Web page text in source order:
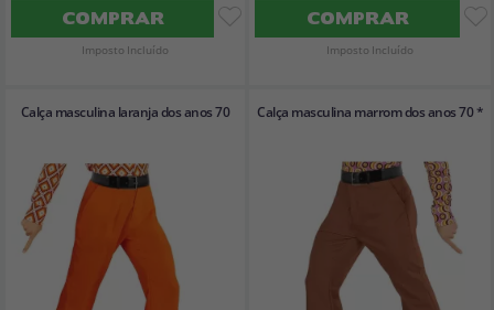
COMPRAR
Imposto Incluído
COMPRAR
Imposto Incluído
Calça masculina laranja dos anos 70 Calça masculina marrom dos anos 70 *